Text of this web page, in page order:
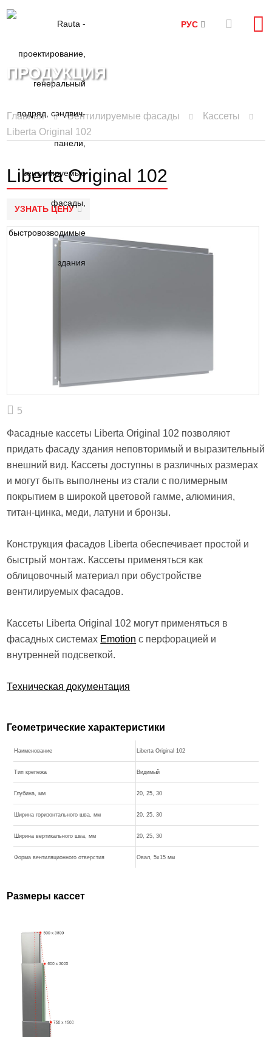
РУС
ПРОДУКЦИЯ
Главная Вентилируемые фасады
Кассеты
Liberta Original 102
Liberta Original 102
5
Фасадные кассеты Liberta Original 102 позволяют
придать фасаду здания неповторимый и выразительный
внешний вид. Кассеты доступны в различных размерах
и могут быть выполнены из стали с полимерным
покрытием в широкой цветовой гамме, алюминия,
титан-цинка, меди, латуни и бронзы.
Конструкция фасадов Liberta обеспечивает простой и
быстрый монтаж. Кассеты применяться как
облицовочный материал при обустройстве
вентилируемых фасадов.
Кассеты Liberta Original 102 могут применяться в
фасадных системах Emotion с перфорацией и
внутренней подсветкой.
Техническая документация
УЗНАТЬ ЦЕНУ
Геометрические характеристики
Наименование Liberta Original 102
Тип крепежа Видимый
Глубина, мм 20, 25, 30
Ширина горизонтального шва, мм 20, 25, 30
Ширина вертикального шва, мм 20, 25, 30
Форма вентиляционного отверстия Овал, 5х15 мм
Размеры кассет